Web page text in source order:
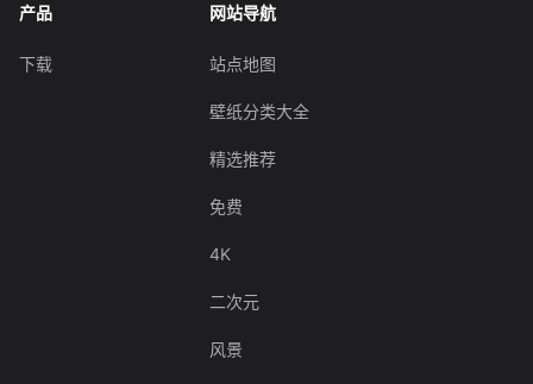
产品
下载
网站导航
站点地图
壁纸分类大全
精选推荐
免费
4K
二次元
风景